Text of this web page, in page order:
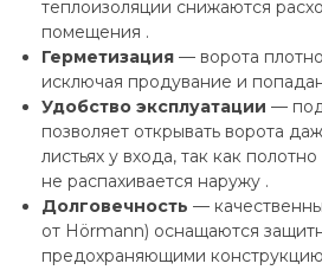
теплоизоляции снижаются
помещения .
Герметизация — ворота
исключая продувание и
Удобство эксплуатации —
позволяет открывать ворота
листьях у входа, так как
не распахивается наружу .
Долговечность —
от Hörmann) оснащаются
предохраняющими конструкцию